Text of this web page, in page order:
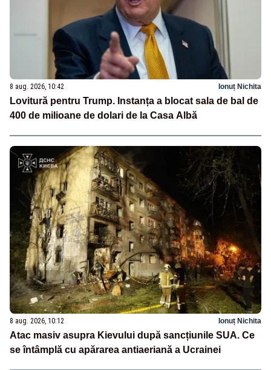
8 aug. 2026, 10:42 Ionuț Nichita
Lovitură pentru Trump. Instanța a blocat sala de bal de
400 de milioane de dolari de la Casa Albă
8 aug. 2026, 10:12 Ionuț Nichita
Atac masiv asupra Kievului după sancțiunile SUA. Ce
se întâmplă cu apărarea antiaeriană a Ucrainei